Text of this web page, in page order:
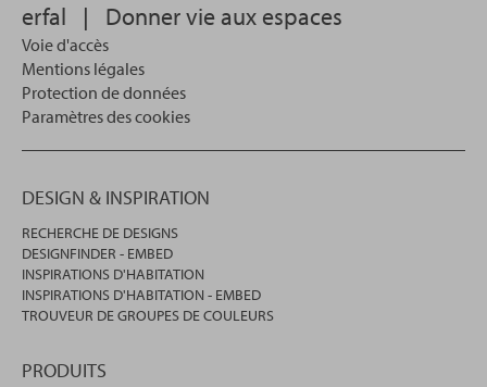
recherche.
erfal | Donner vie aux espaces
Voie d'accès
Mentions légales
Protection de données
Paramètres des cookies
DESIGN & INSPIRATION
RECHERCHE DE DESIGNS
DESIGNFINDER - EMBED
INSPIRATIONS D'HABITATION
INSPIRATIONS D'HABITATION - EMBED
TROUVEUR DE GROUPES DE COULEURS
PRODUITS